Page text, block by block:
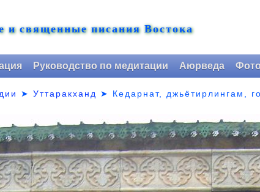
и священные писания Востока
Руководство по медитации Аюрведа
➤Уттаракханд ➤ Кедарнат, джьётирлингам,